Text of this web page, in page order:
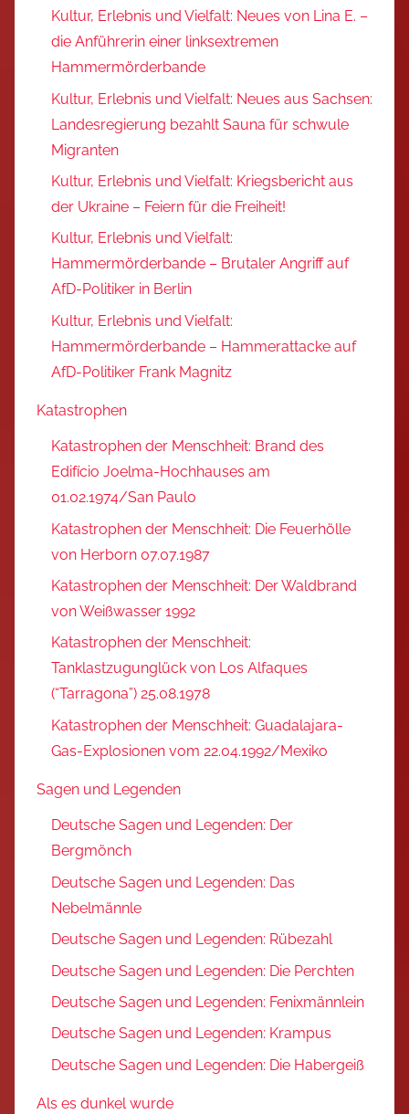
Kultur, Erlebnis und Vielfalt: Neues von Lina E. –
die Anführerin einer linksextremen
Hammermörderbande
Kultur, Erlebnis und Vielfalt: Neues aus Sachsen:
Landesregierung bezahlt Sauna für schwule
Migranten
Kultur, Erlebnis und Vielfalt: Kriegsbericht aus
der Ukraine – Feiern für die Freiheit!
Kultur, Erlebnis und Vielfalt:
Hammermörderbande – Brutaler Angriff auf
AfD-Politiker in Berlin
Kultur, Erlebnis und Vielfalt:
Hammermörderbande – Hammerattacke auf
AfD-Politiker Frank Magnitz
Katastrophen
Katastrophen der Menschheit: Brand des
Edifício Joelma-Hochhauses am
01.02.1974/San Paulo
Katastrophen der Menschheit: Die Feuerhölle
von Herborn 07.07.1987
Katastrophen der Menschheit: Der Waldbrand
von Weißwasser 1992
Katastrophen der Menschheit:
Tanklastzugunglück von Los Alfaques
(“Tarragona”) 25.08.1978
Katastrophen der Menschheit: Guadalajara-
Gas-Explosionen vom 22.04.1992/Mexiko
Sagen und Legenden
Deutsche Sagen und Legenden: Der
Bergmönch
Deutsche Sagen und Legenden: Das
Nebelmännle
Deutsche Sagen und Legenden: Rübezahl
Deutsche Sagen und Legenden: Die Perchten
Deutsche Sagen und Legenden: Fenixmännlein
Deutsche Sagen und Legenden: Krampus
Deutsche Sagen und Legenden: Die Habergeiß
Als es dunkel wurde